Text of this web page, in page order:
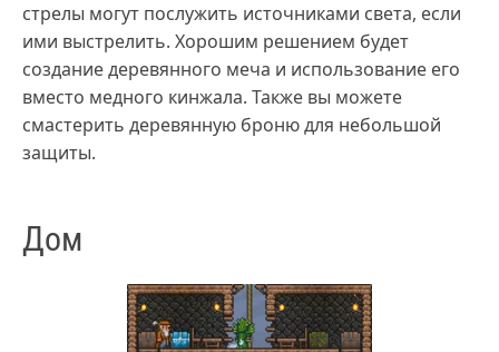
стрелы могут послужить источниками света, если
ими выстрелить. Хорошим решением будет
создание деревянного меча и использование его
вместо медного кинжала. Также вы можете
смастерить деревянную броню для небольшой
защиты.
Дом